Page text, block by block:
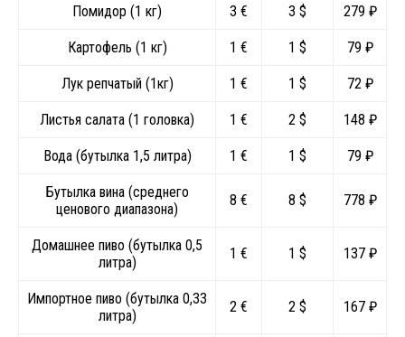
Помидор (1 кг) 3 € 3 $ 279 ₽
Картофель (1 кг) 1 € 1 $ 79 ₽
Лук репчатый (1кг) 1 € 1 $ 72 ₽
Листья салата (1 головка) 1 € 2 $ 148 ₽
Вода (бутылка 1,5 литра) 1 € 1 $ 79 ₽
Бутылка вина (среднего
ценового диапазона)
8 € 8 $ 778 ₽
Домашнее пиво (бутылка 0,5
литра)
1 € 1 $ 137 ₽
Импортное пиво (бутылка 0,33
литра)
2 € 2 $ 167 ₽